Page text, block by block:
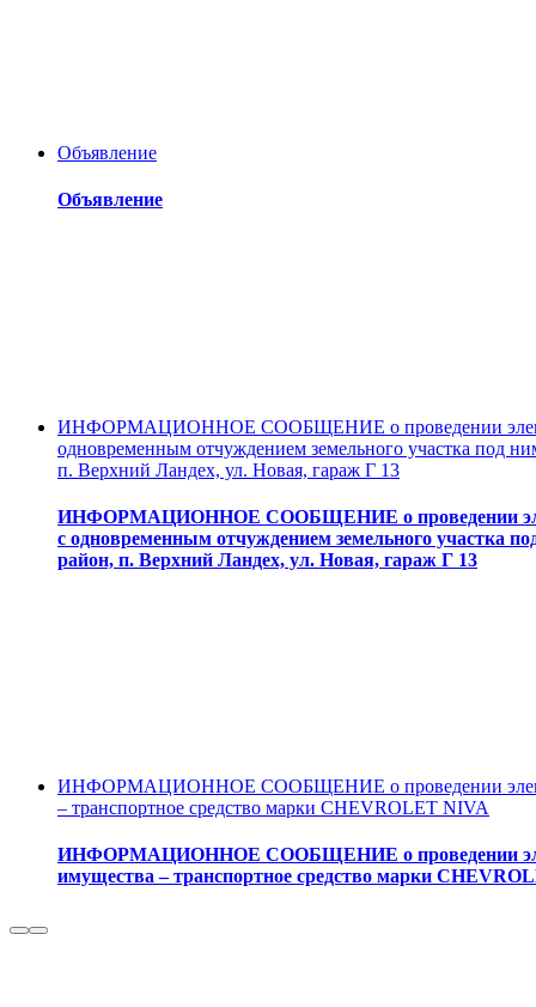
Объявление
Объявление
ИНФОРМАЦИОННОЕ СООБЩЕНИЕ о проведении
одновременным отчуждением земельного участка под
п. Верхний Ландех, ул. Новая, гараж Г 13
ИНФОРМАЦИОННОЕ СООБЩЕНИЕ о проведении
с одновременным отчуждением земельного участка
район, п. Верхний Ландех, ул. Новая, гараж Г 13
ИНФОРМАЦИОННОЕ СООБЩЕНИЕ о проведении
– транспортное средство марки CHEVROLET NIVA
ИНФОРМАЦИОННОЕ СООБЩЕНИЕ о проведении
имущества – транспортное средство марки